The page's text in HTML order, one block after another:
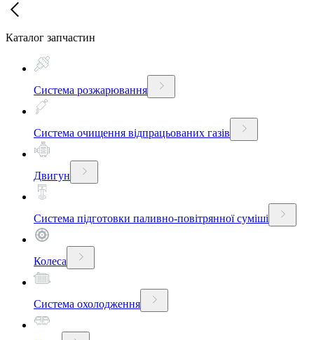
Каталог запчастин
Система розжарювання
Система очищення відпрацьованих газів
Двигун
Система підготовки паливно-повітрянної суміші
Колеса
Система охолодження